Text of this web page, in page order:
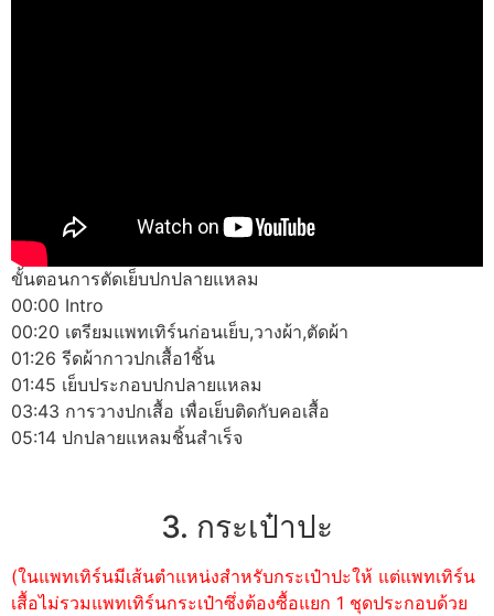
ขั้นตอนการตัดเย็บปกปลายแหลม
00:00 Intro
00:20 เตรียมแพทเทิร์นก่อนเย็บ,วางผ้า,ตัดผ้า
01:26 รีดผ้ากาวปกเสื้อ1ชิ้น
01:45 เย็บประกอบปกปลายแหลม
03:43 การวางปกเสื้อ เพื่อเย็บติดกับคอเสื้อ
05:14 ปกปลายแหลมชิ้นสำเร็จ
3. กระเป๋าปะ
(ในแพทเทิร์นมีเส้นตำแหน่งสำหรับกระเป๋าปะให้ แต่แพทเทิร์น
เสื้อไม่รวมแพทเทิร์นกระเป๋าซึ่งต้องซื้อแยก 1 ชุดประกอบด้วย